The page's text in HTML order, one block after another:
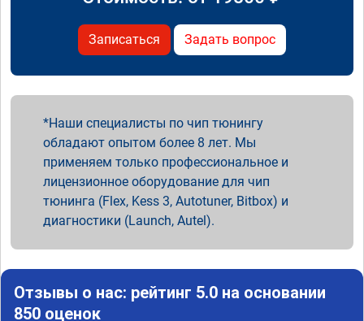
Записаться Задать вопрос
Наши специалисты по чип тюнингу
обладают опытом более 8 лет. Мы
применяем только профессиональное и
лицензионное оборудование для чип
тюнинга (Flex, Kess 3, Autotuner, Bitbox) и
диагностики (Launch, Autel).
Отзывы о нас: рейтинг 5.0 на основании
850 оценок